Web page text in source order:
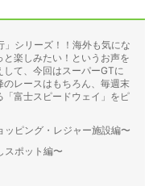
」シリーズ！！海外も気にな
楽しみたい！というお声を
て、今回はスーパーGTに
レースはもちろん、毎週末
富士スピードウェイ」をピ
ピング・レジャー施設編〜
スポット編〜